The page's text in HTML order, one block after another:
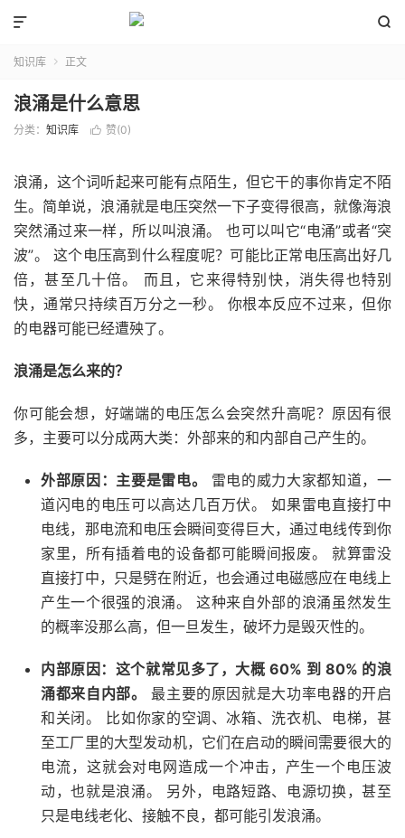


知识库  正文
浪涌是什么意思
分类： 知识库  赞(0)
浪涌，这个词听起来可能有点陌生，但它干的事你肯定不陌
生。简单说，浪涌就是电压突然一下子变得很高，就像海浪
突然涌过来一样，所以叫浪涌。 也可以叫它“电涌”或者“突
波”。 这个电压高到什么程度呢？可能比正常电压高出好几
倍，甚至几十倍。 而且，它来得特别快，消失得也特别
快，通常只持续百万分之一秒。 你根本反应不过来，但你
的电器可能已经遭殃了。
浪涌是怎么来的？
你可能会想，好端端的电压怎么会突然升高呢？原因有很
多，主要可以分成两大类：外部来的和内部自己产生的。
外部原因：主要是雷电。
雷电的威力大家都知道，一
道闪电的电压可以高达几百万伏。 如果雷电直接打中
电线，那电流和电压会瞬间变得巨大，通过电线传到你
家里，所有插着电的设备都可能瞬间报废。 就算雷没
直接打中，只是劈在附近，也会通过电磁感应在电线上
产生一个很强的浪涌。 这种来自外部的浪涌虽然发生
的概率没那么高，但一旦发生，破坏力是毁灭性的。
内部原因：这个就常见多了，大概 60% 到 80% 的浪
涌都来自内部。
最主要的原因就是大功率电器的开启
和关闭。 比如你家的空调、冰箱、洗衣机、电梯，甚
至工厂里的大型发动机，它们在启动的瞬间需要很大的
电流，这就会对电网造成一个冲击，产生一个电压波
动，也就是浪涌。 另外，电路短路、电源切换，甚至
只是电线老化、接触不良，都可能引发浪涌。